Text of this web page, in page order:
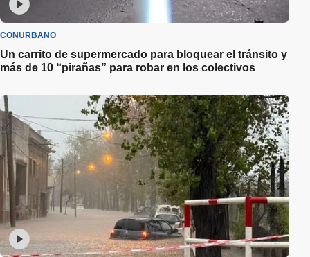
CONURBANO
Un carrito de supermercado para bloquear el tránsito y
más de 10 “pirañas” para robar en los colectivos